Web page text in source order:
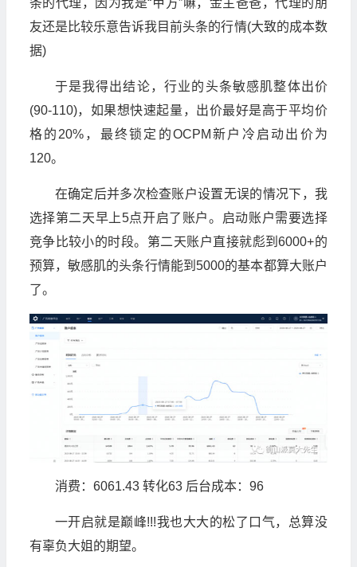
友还是比较乐意告诉我目前头条的行情(大致的成本数
据)
于是我得出结论，行业的头条敏感肌整体出价
(90-110)，如果想快速起量，出价最好是高于平均价
格的20%，最终锁定的OCPM新户冷启动出价为
120。
在确定后并多次检查账户设置无误的情况下，我
选择第二天早上5点开启了账户。启动账户需要选择
竞争比较小的时段。第二天账户直接就彪到6000+的
预算，敏感肌的头条行情能到5000的基本都算大账户
了。
消费：6061.43 转化63 后台成本：96
一开启就是巅峰!!!我也大大的松了口气，总算没
有辜负大姐的期望。